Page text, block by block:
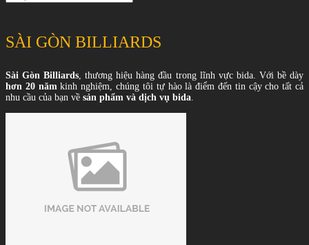
SÀI GÒN BILLIARDS
Sài Gòn Billiards, thương hiệu hàng đầu trong lĩnh vực bida. Với bề dày
hơn 20 nămkinh nghiệm, chúng tôi tự hào là điểm đến tin cậy cho tất cả
nhu cầu của bạn về sản phẩm và dịch vụ bida.